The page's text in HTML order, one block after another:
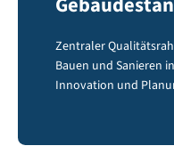
Zentraler
Bauen und Sanieren
Innovation und